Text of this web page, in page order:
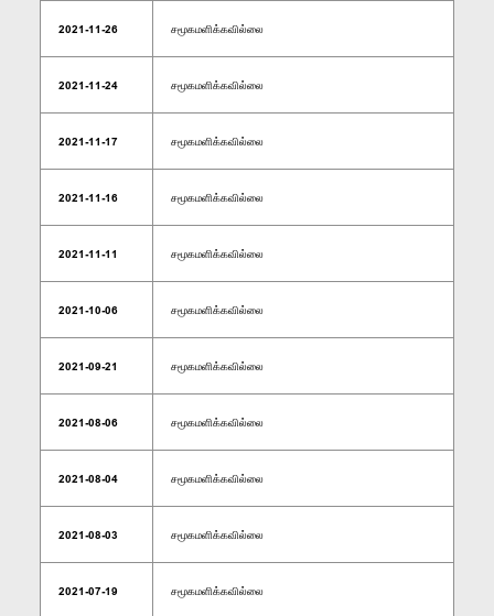
2021-11-26 சமூகமளிக்கவில்லை
2021-11-24 சமூகமளிக்கவில்லை
2021-11-17 சமூகமளிக்கவில்லை
2021-11-16 சமூகமளிக்கவில்லை
2021-11-11 சமூகமளிக்கவில்லை
2021-10-06 சமூகமளிக்கவில்லை
2021-09-21 சமூகமளிக்கவில்லை
2021-08-06 சமூகமளிக்கவில்லை
2021-08-04 சமூகமளிக்கவில்லை
2021-08-03 சமூகமளிக்கவில்லை
2021-07-19 சமூகமளிக்கவில்லை